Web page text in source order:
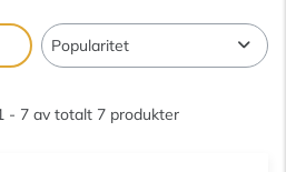
- 7 av totalt 7 produkter